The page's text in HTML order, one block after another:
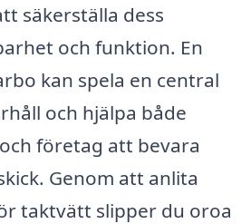
säkerställa dess
och funktion. En
kan spela en central
och hjälpa både
företag att bevara
Genom att anlita
taktvätt slipper du oroa